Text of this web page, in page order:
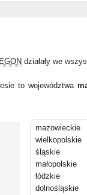
działały we
to województwa
mazowieckie
wielkopolskie
śląskie
małopolskie
łódzkie
dolnośląskie